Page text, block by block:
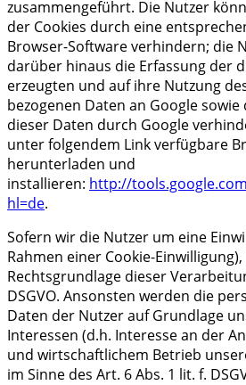
zusammengeführt. Die Nutzer
der Cookies durch eine
Browser-Software verhindern; die
darüber hinaus die Erfassung der
erzeugten und auf ihre Nutzung
bezogenen Daten an Google
dieser Daten durch Google
unter folgendem Link verfügbare
herunterladen und
installieren: http://
hl=de.
Sofern wir die Nutzer um eine
Rahmen einer Cookie-
Rechtsgrundlage dieser
DSGVO. Ansonsten werden die
Daten der Nutzer auf Grundlage
Interessen (d.h. Interesse an der
und wirtschaftlichem Betrieb
im Sinne des Art. 6 Abs. 1 lit. f.